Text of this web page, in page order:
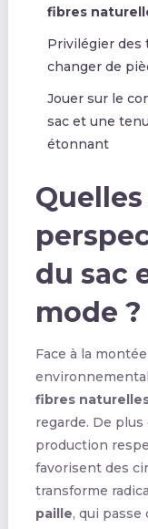
fibres
Privilégier des
changer de
Jouer sur le
sac et une
étonnant
du sac
mode ?
Face à la
fibres
regarde. De
production
favorisent des
transforme
paille, qui